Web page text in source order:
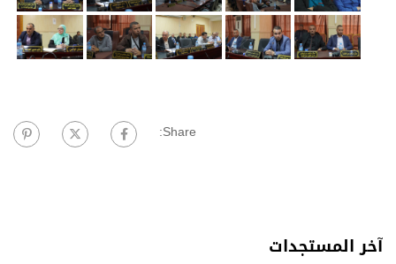
Share:
آخر المستجدات